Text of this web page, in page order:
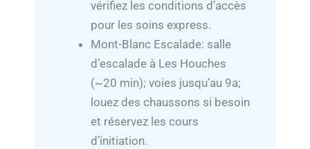
vérifiez les conditions d’accès
pour les soins express.
Mont-Blanc Escalade: salle
d’escalade à Les Houches
(~20 min); voies jusqu’au 9a;
louez des chaussons si besoin
et réservez les cours
d’initiation.